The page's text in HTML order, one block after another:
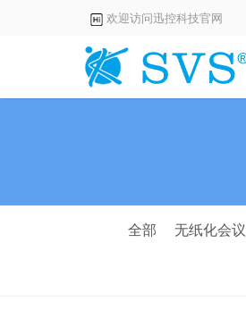
欢迎访问迅控科技官网
全部 无纸化会议